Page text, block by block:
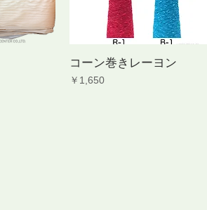
コーン巻きレーヨン
価格
￥1,650